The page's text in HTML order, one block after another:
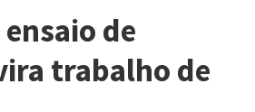
de
trabalho de